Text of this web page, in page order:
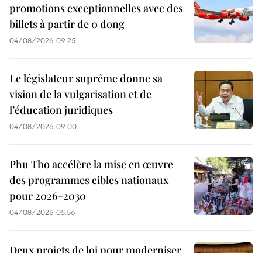
promotions exceptionnelles avec des
billets à partir de 0 dong
04/08/2026 09:25
Le législateur suprême donne sa
vision de la vulgarisation et de
l’éducation juridiques
04/08/2026 09:00
Phu Tho accélère la mise en œuvre
des programmes cibles nationaux
pour 2026-2030
04/08/2026 05:56
Deux projets de loi pour moderniser